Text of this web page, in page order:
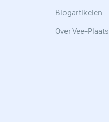
Blogartikelen
Over Vee-Plaats